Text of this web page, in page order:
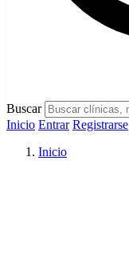
Buscar
Inicio Entrar Registrarse
Inicio